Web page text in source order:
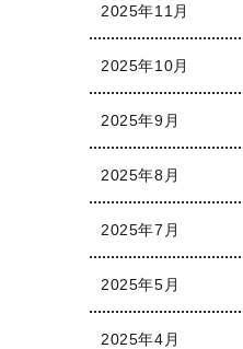
2025年11月
2025年10月
2025年9月
2025年8月
2025年7月
2025年5月
2025年4月